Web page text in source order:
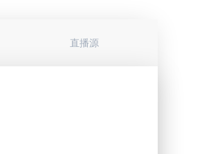
直播源